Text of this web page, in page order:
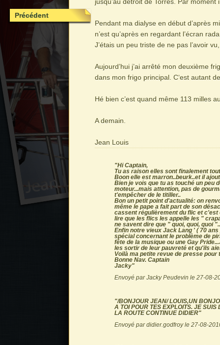
Pendant ma dialyse en début d’après
n’est qu’après en regardant l’écran
J’étais un peu triste de ne pas l’avoir
Aujourd’hui j’ai arrêté mon deuxième
dans mon frigo principal. C‘est autant
Hé bien c’est quand même 113 milles
A demain.
Jean Louis
"Hi Captain,
Tu as raison elles sont finalement
Boon elle est marron..beurk..et il
Bien je vois que tu as touché un peu
moteur...mais attention, pas de
t'empêcher de le titiller..
Bon un petit point d'actualité: on
même le pape a fait part de son
cassent régulièrement du flic et c'est
lire que les flics les appelle les "
ne savent dire que " quoi, quoi, quoi
Enfin notre vieux Jack Lang ' ( 70
spécial concernant le problème de
fête de la musique ou une Gay
les sortir de leur pauvreté et qu'ils
Voilà ma petite revue de presse pour
Bonne Nav. Captain
Jacky"
Envoyé par Jacky Peudevin le 27-08-
"/BONJOUR JEAN/ LOUIS,UN
A TOI POUR TES EXPLOITS. JE
LA ROUTE CONTINUE DIDIER"
Envoyé par didier.godfroy le 27-08-
Précédent